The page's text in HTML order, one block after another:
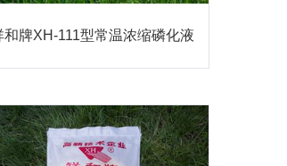
和牌XH-111型常温浓缩磷化液